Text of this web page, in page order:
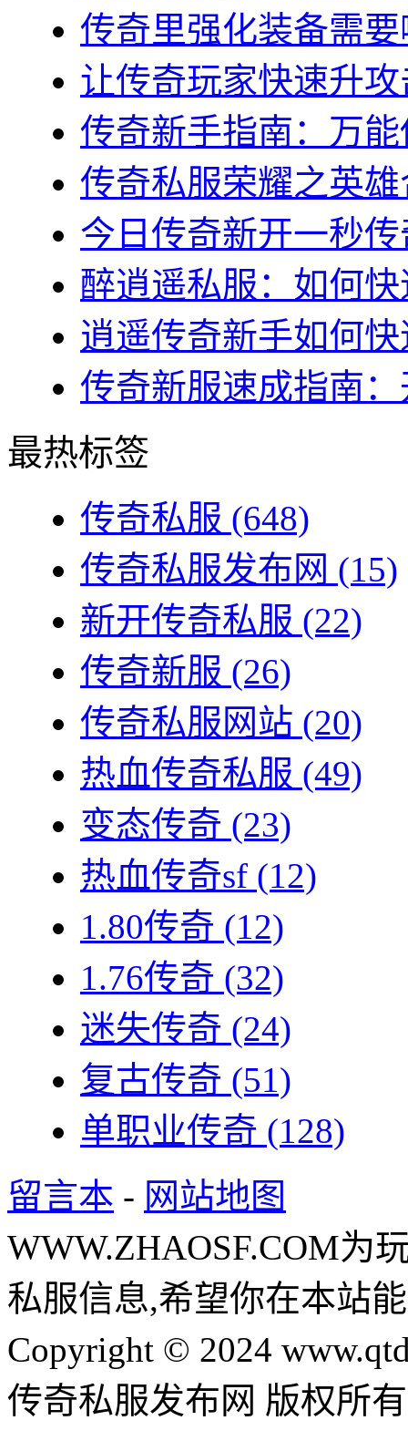
传奇里强化装备需
让传奇玩家快速升
传奇新手指南：万
传奇私服荣耀之英
今日传奇新开一秒
醉逍遥私服：如何
逍遥传奇新手如何
传奇新服速成指南
最热标签
传奇私服 (648)
传奇私服发布网 (15)
新开传奇私服 (22)
传奇新服 (26)
传奇私服网站 (20)
热血传奇私服 (49)
变态传奇 (23)
热血传奇sf (12)
1.80传奇 (12)
1.76传奇 (32)
迷失传奇 (24)
复古传奇 (51)
单职业传奇 (128)
留言本 - 网站地图
WWW.ZHAOSF.COM为
私服信息,希望你在本站
Copyright © 2024
传奇私服发布网 版权所有